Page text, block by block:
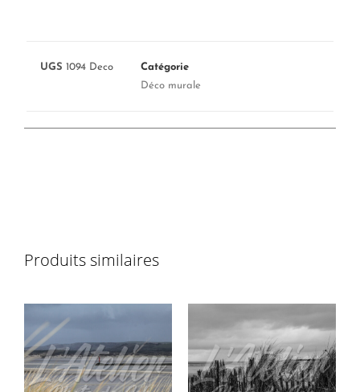
UGS 1094 Deco
Catégorie
Déco murale
Produits similaires